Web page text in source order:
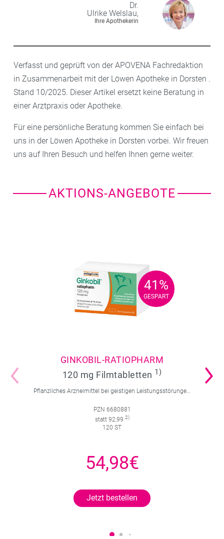
Dr.
Ulrike Welslau,
Ihre Apothekerin
Verfasst und geprüft von der APOVENA Fachredaktion
in Zusammenarbeit mit der Löwen Apotheke in Dorsten .
Stand 10/2025. Dieser Artikel ersetzt keine Beratung in
einer Arztpraxis oder Apotheke.
Für eine persönliche Beratung kommen Sie einfach bei
uns in der Löwen Apotheke in Dorsten vorbei. Wir freuen
uns auf Ihren Besuch und helfen Ihnen gerne weiter.
AKTIONS-ANGEBOTE
41%
GESPART
41%
GESPART
GINKOBIL-RATIOPHARM
120 mg Filmtabletten 1)
PZN 6680881
statt 92,99 2)
120 ST
54,98€
Jetzt bestellen